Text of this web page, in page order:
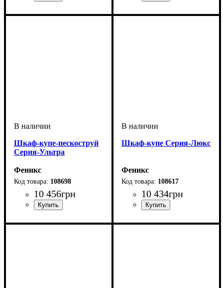
Шкаф-купе-пескоструй
Серия-Ультра
Феникс
108698
10 456грн
Шкаф-купе Cерия-Люкс
Феникс
108617
10 434грн